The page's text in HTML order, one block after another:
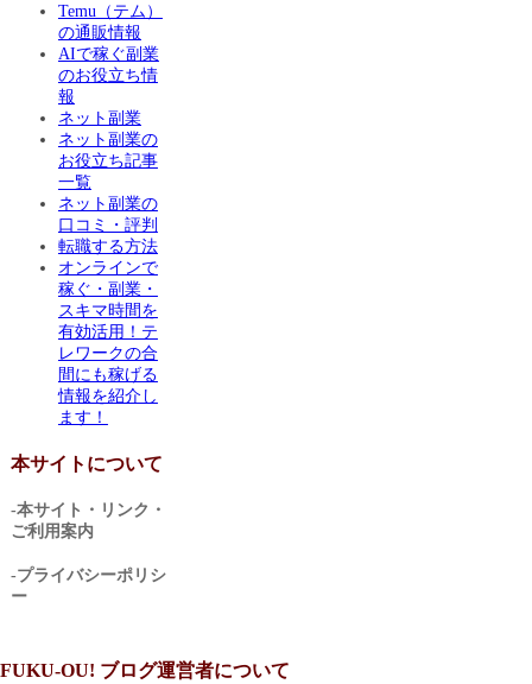
Temu（テム）
の通販情報
AIで稼ぐ副業
のお役立ち情
報
ネット副業
ネット副業の
お役立ち記事
一覧
ネット副業の
口コミ・評判
転職する方法
オンラインで
稼ぐ・副業・
スキマ時間を
有効活用！テ
レワークの合
間にも稼げる
情報を紹介し
ます！
本サイトについて
-本サイト・リンク・
ご利用案内
-プライバシーポリシ
ー
FUKU-OU! ブログ運営者について